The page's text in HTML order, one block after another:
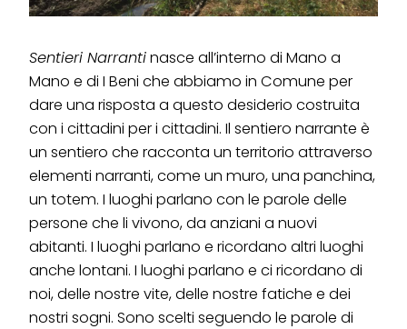
Sentieri Narrantinasce all’interno di Mano a
Mano e di I Beni che abbiamo in Comune per
dare una risposta a questo desiderio costruita
con i cittadini per i cittadini. Il sentiero narrante è
un sentiero che racconta un territorio attraverso
elementi narranti, come un muro, una panchina,
un totem. I luoghi parlano con le parole delle
persone che li vivono, da anziani a nuovi
abitanti. I luoghi parlano e ricordano altri luoghi
anche lontani. I luoghi parlano e ci ricordano di
noi, delle nostre vite, delle nostre fatiche e dei
nostri sogni. Sono scelti seguendo le parole di